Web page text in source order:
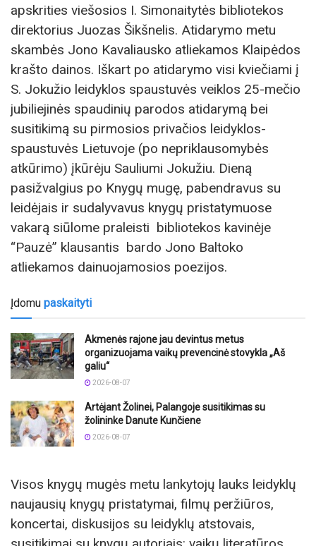
apskrities viešosios I. Simonaitytės bibliotekos
direktorius Juozas Šikšnelis. Atidarymo metu
skambės Jono Kavaliausko atliekamos Klaipėdos
krašto dainos. Iškart po atidarymo visi kviečiami į
S. Jokužio leidyklos spaustuvės veiklos 25-mečio
jubiliejinės spaudinių parodos atidarymą bei
susitikimą su pirmosios privačios leidyklos-
spaustuvės Lietuvoje (po nepriklausomybės
atkūrimo) įkūrėju Sauliumi Jokužiu. Dieną
pasižvalgius po Knygų mugę, pabendravus su
leidėjais ir sudalyvavus knygų pristatymuose
vakarą siūlome praleisti bibliotekos kavinėje
“Pauzė” klausantis bardo Jono Baltoko
atliekamos dainuojamosios poezijos.
Įdomu paskaityti
Akmenės rajone jau devintus metus
organizuojama vaikų prevencinė stovykla „Aš
galiu“
2026-08-07
Artėjant Žolinei, Palangoje susitikimas su
žolininke Danute Kunčiene
2026-08-07
Visos knygų mugės metu lankytojų lauks leidyklų
naujausių knygų pristatymai, filmų peržiūros,
koncertai, diskusijos su leidyklų atstovais,